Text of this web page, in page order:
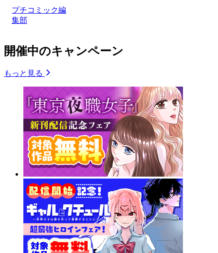
プチコミック編
集部
開催中のキャンペーン
もっと見る